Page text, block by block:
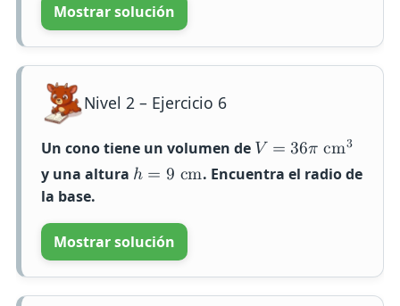
Mostrar solución
Nivel 2 – Ejercicio 6
Un cono tiene un volumen de 𝑉 = 36𝜋 cm3
y una altura ℎ = 9 cm. Encuentra el radio de
la base.
Mostrar solución